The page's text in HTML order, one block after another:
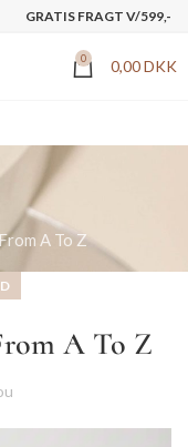
GRATIS FRAGT V/599,-
0 0,00DKK
A To Z
A To Z